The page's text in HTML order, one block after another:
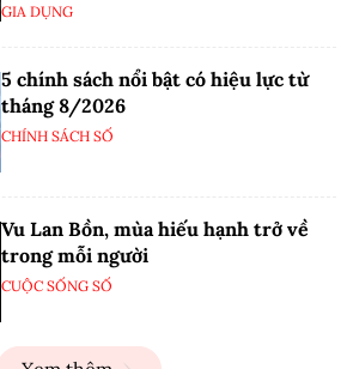
GIA DỤNG
5 chính sách nổi bật có hiệu lực từ
tháng 8/2026
CHÍNH SÁCH SỐ
Vu Lan Bồn, mùa hiếu hạnh trở về
trong mỗi người
CUỘC SỐNG SỐ